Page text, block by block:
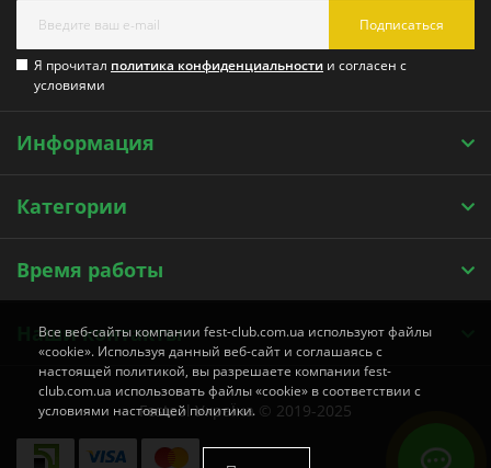
Подписаться
Я прочитал политика конфиденциальности и согласен с
условиями
Информация
Категории
Время работы
Наши контакты
Festool УкраЇна © 2019-2025
Все веб-сайты компании fest-club.com.ua используют файлы
«cookie». Используя данный веб-сайт и соглашаясь с
настоящей политикой, вы разрешаете компании fest-
club.com.ua использовать файлы «cookie» в соответствии с
условиями настоящей политики.